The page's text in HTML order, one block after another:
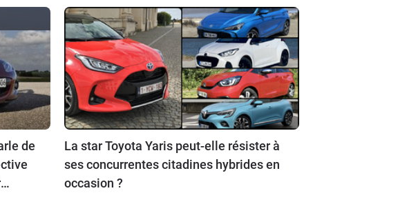
de
La star Toyota Yaris peut-elle résister à
ses concurrentes citadines hybrides en
occasion ?